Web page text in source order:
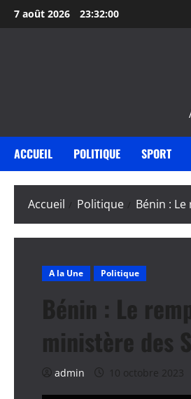
Aller
au
7 août 2026 23:32:01
ACCUEIL POLITIQUE SPORT
Accueil Politique Bénin :
A la Une Politique
Bénin : Le
ministère des
admin 10 octobre 2023